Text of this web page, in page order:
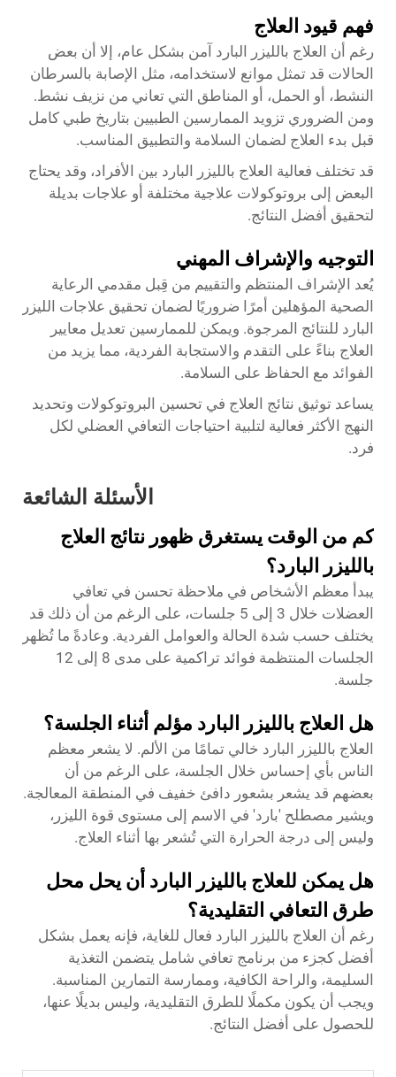
فهم قيود العلاج
رغم أن العلاج بالليزر البارد آمن بشكل عام، إلا أن بعض
الحالات قد تمثل موانع لاستخدامه، مثل الإصابة بالسرطان
النشط، أو الحمل، أو المناطق التي تعاني من نزيف نشط.
ومن الضروري تزويد الممارسين الطبيين بتاريخ طبي كامل
قبل بدء العلاج لضمان السلامة والتطبيق المناسب.
قد تختلف فعالية العلاج بالليزر البارد بين الأفراد، وقد يحتاج
البعض إلى بروتوكولات علاجية مختلفة أو علاجات بديلة
لتحقيق أفضل النتائج.
التوجيه والإشراف المهني
يُعد الإشراف المنتظم والتقييم من قِبل مقدمي الرعاية
الصحية المؤهلين أمرًا ضروريًا لضمان تحقيق علاجات الليزر
البارد للنتائج المرجوة. ويمكن للممارسين تعديل معايير
العلاج بناءً على التقدم والاستجابة الفردية، مما يزيد من
الفوائد مع الحفاظ على السلامة.
يساعد توثيق نتائج العلاج في تحسين البروتوكولات وتحديد
النهج الأكثر فعالية لتلبية احتياجات التعافي العضلي لكل
فرد.
الأسئلة الشائعة
كم من الوقت يستغرق ظهور نتائج العلاج
بالليزر البارد؟
يبدأ معظم الأشخاص في ملاحظة تحسن في تعافي
العضلات خلال 3 إلى 5 جلسات، على الرغم من أن ذلك قد
يختلف حسب شدة الحالة والعوامل الفردية. وعادةً ما تُظهر
الجلسات المنتظمة فوائد تراكمية على مدى 8 إلى 12
جلسة.
هل العلاج بالليزر البارد مؤلم أثناء الجلسة؟
العلاج بالليزر البارد خالي تمامًا من الألم. لا يشعر معظم
الناس بأي إحساس خلال الجلسة، على الرغم من أن
بعضهم قد يشعر بشعور دافئ خفيف في المنطقة المعالجة.
ويشير مصطلح 'بارد' في الاسم إلى مستوى قوة الليزر،
وليس إلى درجة الحرارة التي تُشعر بها أثناء العلاج.
هل يمكن للعلاج بالليزر البارد أن يحل محل
طرق التعافي التقليدية؟
رغم أن العلاج بالليزر البارد فعال للغاية، فإنه يعمل بشكل
أفضل كجزء من برنامج تعافي شامل يتضمن التغذية
السليمة، والراحة الكافية، وممارسة التمارين المناسبة.
ويجب أن يكون مكملًا للطرق التقليدية، وليس بديلًا عنها،
للحصول على أفضل النتائج.